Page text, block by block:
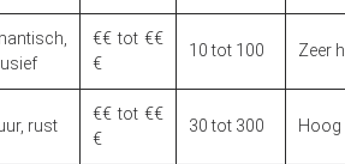
€€ tot €€
€
10 tot 100 Zeer
rust
€€ tot €€
€
30 tot 300 Hoog